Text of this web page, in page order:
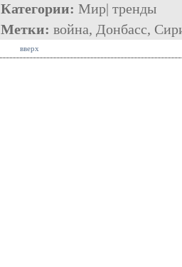
Категории: Мир| тренды
Метки: война, Донбасс,
вверх